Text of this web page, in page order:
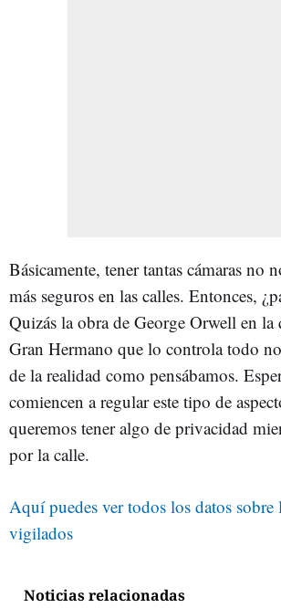
Básicamente, tener tantas cámaras no
más seguros en las calles. Entonces,
Quizás la obra de George Orwell en la
Gran Hermano que lo controla todo
de la realidad como pensábamos.
comiencen a regular este tipo de
queremos tener algo de privacidad
por la calle.
Aquí puedes ver todos los datos sobre
vigilados
Noticias relacionadas